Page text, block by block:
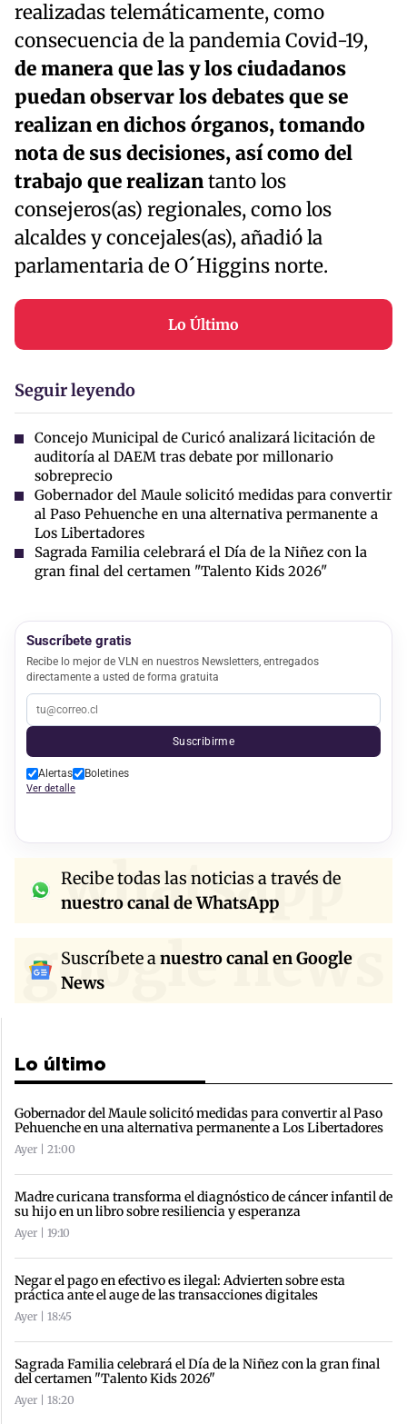
realizadas telemáticamente, como
consecuencia de la pandemia Covid-19,
de manera que las y los ciudadanos
puedan observar los debates que se
realizan en dichos órganos, tomando
nota de sus decisiones, así como del
trabajo que realizantanto los
consejeros(as) regionales, como los
alcaldes y concejales(as), añadió la
parlamentaria de O´Higgins norte.
Lo Último
Seguir leyendo
Concejo Municipal de Curicó analizará licitación de
auditoría al DAEM tras debate por millonario
sobreprecio
Gobernador del Maule solicitó medidas para convertir
al Paso Pehuenche en una alternativa permanente a
Los Libertadores
Sagrada Familia celebrará el Día de la Niñez con la
gran final del certamen "Talento Kids 2026"
Suscríbete gratis
Recibe lo mejor de VLN en nuestros Newsletters, entregados
directamente a usted de forma gratuita
Suscribirme
Alertas Boletines
Ver detalle
whatsapp
Recibe todas las noticias a través de
nuestro canal de WhatsApp
google news
Suscríbete anuestro canal en Google
News
Lo último
Gobernador del Maule solicitó medidas para convertir al Paso
Pehuenche en una alternativa permanente a Los Libertadores
Ayer | 21:00
Madre curicana transforma el diagnóstico de cáncer infantil de
su hijo en un libro sobre resiliencia y esperanza
Ayer | 19:10
Negar el pago en efectivo es ilegal: Advierten sobre esta
práctica ante el auge de las transacciones digitales
Ayer | 18:45
Sagrada Familia celebrará el Día de la Niñez con la gran final
del certamen "Talento Kids 2026"
Ayer | 18:20